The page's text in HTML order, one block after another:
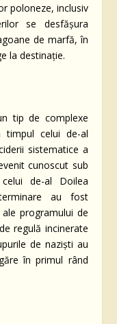
poloneze, inclusiv
se desfășura
de marfă, în
la destinație.
tip de complexe
timpul celui de-al
sistematice a
cunoscut sub
de-al Doilea
au fost
programului de
regulă incinerate
de naziști au
în primul rând